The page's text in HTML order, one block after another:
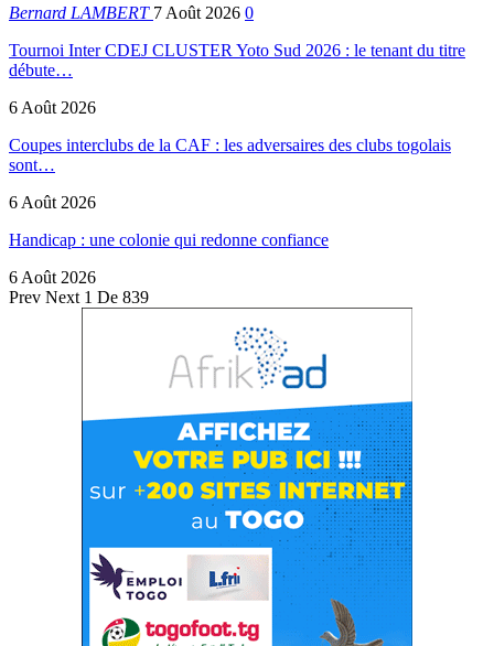
Bernard LAMBERT 7 Août 2026 0
Tournoi Inter CDEJ CLUSTER Yoto Sud 2026 : le tenant du titre
débute…
6 Août 2026
Coupes interclubs de la CAF : les adversaires des clubs togolais
sont…
6 Août 2026
Handicap : une colonie qui redonne confiance
6 Août 2026
Prev Next 1 De 839